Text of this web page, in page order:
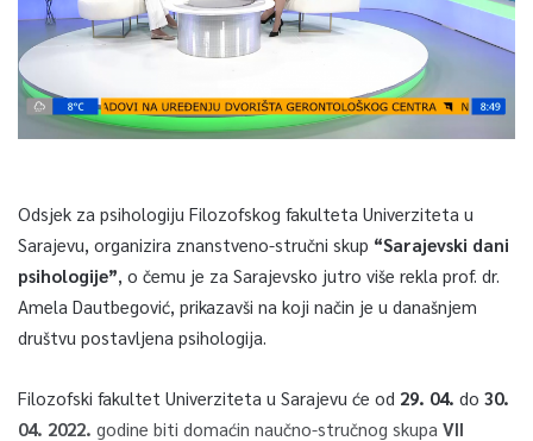
Odsjek za psihologiju Filozofskog fakulteta Univerziteta u
Sarajevu, organizira znanstveno-stručni skup “Sarajevski dani
psihologije” , o čemu je za Sarajevsko jutro više rekla prof. dr.
Amela Dautbegović, prikazavši na koji način je u današnjem
društvu postavljena psihologija.
Filozofski fakultet Univerziteta u Sarajevu će od 29. 04. do 30.
04. 2022. godine biti domaćin naučno-stručnog skupa VII